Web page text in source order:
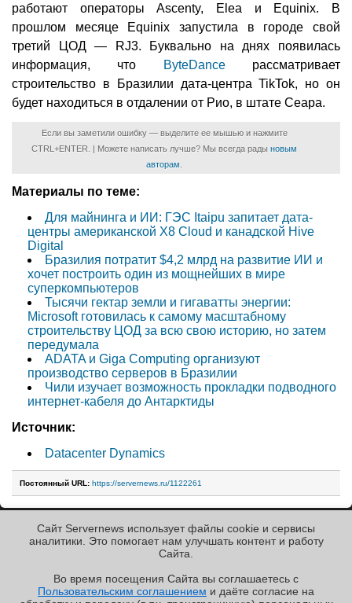
работают операторы Ascenty, Elea и Equinix. В
прошлом месяце Equinix запустила в городе свой
третий ЦОД — RJ3. Буквально на днях появилась
информация, что
ByteDanceрассматривает
строительство в Бразилии дата-центра TikTok, но он
будет находиться в отдалении от Рио, в штате Сеара.
Если вы заметили ошибку — выделите ее мышью и нажмите
CTRL+ENTER. | Можете написать лучше? Мы всегда рады новым
авторам
Материалы по теме:
Для майнинга и ИИ: ГЭС Itaipu запитает дата-
центры американской X8 Cloud и канадской Hive
Digital
Бразилия потратит $4,2 млрд на развитие ИИ и
хочет построить один из мощнейших в мире
суперкомпьютеров
Тысячи гектар земли и гигаватты энергии:
Microsoft готовилась к самому масштабному
строительству ЦОД за всю свою историю, но затем
передумала
ADATA и Giga Computing организуют
производство серверов в Бразилии
Чили изучает возможность прокладки подводного
интернет-кабеля до Антарктиды
Источник:
Datacenter Dynamics
Постоянный URL: https://servernews.ru/1122261
« Назад к ленте
Сайт Servernews использует файлы cookie и сервисы
аналитики. Это помогает нам улучшать контент и работу
Cайта.
Во время посещения Cайта вы соглашаетесь с
Пользовательским соглашением и даёте согласие на